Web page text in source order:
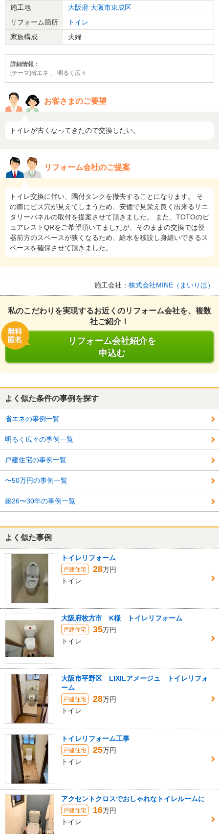
施工地
大阪府 大阪市東成区
リフォーム箇所
トイレ
家族構成
夫婦
詳細情報：
[テーマ]省エネ 、 明るく広々
お客さまのご要望
トイレが古くなってきたので交換したい。
リフォーム会社のご提案
トイレ交換に伴い、隅付タンクを撤去することになります。 そ
の際にビス穴が見えてしまうため、安価で見栄え良く出来るサニ
タリーパネルの取付を提案させて頂きました。 また、TOTOのピ
ュアレストQRをご希望頂いてましたが、そのままの交換では便
器前方のスペースが狭くなるため、給水を移設し身繕いできるス
ペースを確保させて頂きました。
施工会社： 株式会社MINE（まいりほ）
私のこだわりを実現するお近くのリフォーム会社を、複数
社ご紹介！
リフォーム会社紹介を
申込む
よく似た条件の事例を探す
省エネの事例一覧
明るく広々の事例一覧
戸建住宅の事例一覧
〜50万円の事例一覧
築26〜30年の事例一覧
よく似た事例
トイレリフォーム
戸建住宅 28万円
トイレ
大阪府枚方市 K様 トイレリフォーム
戸建住宅 35万円
トイレ
大阪市平野区 LIXILアメージュ トイレリフォ
ーム
戸建住宅 28万円
トイレ
トイレリフォーム工事
戸建住宅 25万円
トイレ
アクセントクロスでおしゃれなトイレルームに
戸建住宅 16万円
トイレ